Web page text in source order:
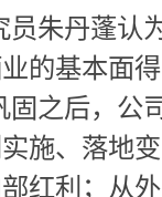
朱丹蓬认
的基本面
固之后，公
施、落地
红利；从